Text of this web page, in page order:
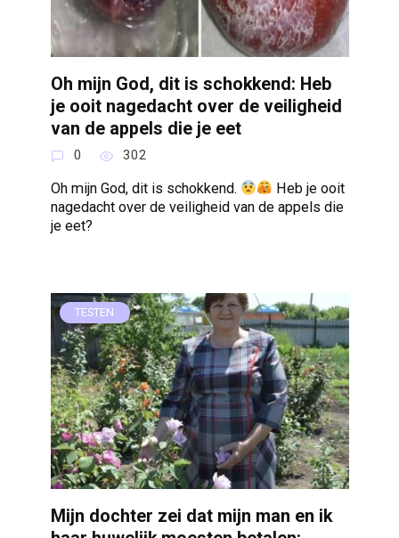
Oh mijn God, dit is schokkend: Heb
je ooit nagedacht over de veiligheid
van de appels die je eet
0 302
Oh mijn God, dit is schokkend.
Heb je ooit
nagedacht over de veiligheid van de appels die
je eet?
TESTEN
Mijn dochter zei dat mijn man en ik